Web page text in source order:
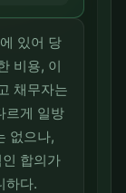
있어 당
비용, 이
채무자는
르게 일방
없으나,
합의가
하다.